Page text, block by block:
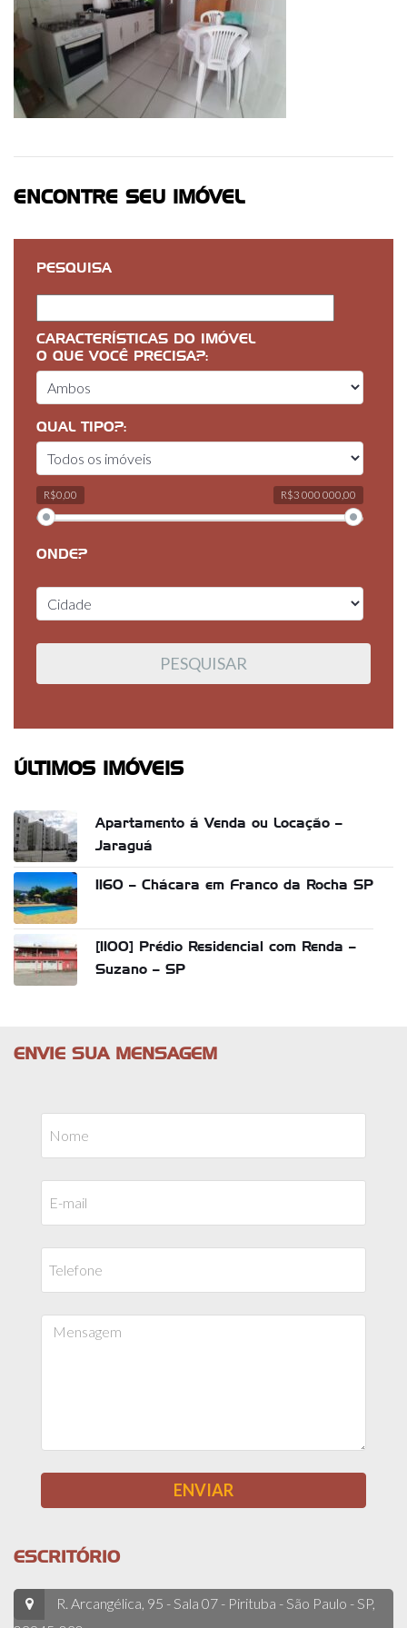
ENCONTRE SEU IMÓVEL
PESQUISA
CARACTERÍSTICAS DO IMÓVEL
O QUE VOCÊ PRECISA?:
QUAL TIPO?:
R$0,00 R$3 000 000,00
ONDE?
ÚLTIMOS IMÓVEIS
Apartamento á Venda ou Locação –
Jaraguá
1160 – Chácara em Franco da Rocha SP
[1100] Prédio Residencial com Renda –
Suzano – SP
ENVIE SUA MENSAGEM
ESCRITÓRIO
R. Arcangélica, 95 - Sala 07 - Pirituba - São Paulo - SP,